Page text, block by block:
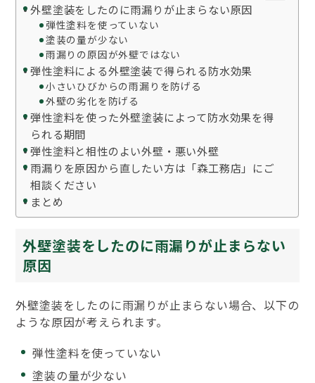
外壁塗装をしたのに雨漏りが止まらない原因
弾性塗料を使っていない
塗装の量が少ない
雨漏りの原因が外壁ではない
弾性塗料による外壁塗装で得られる防水効果
小さいひびからの雨漏りを防げる
外壁の劣化を防げる
弾性塗料を使った外壁塗装によって防水効果を得
られる期間
弾性塗料と相性のよい外壁・悪い外壁
雨漏りを原因から直したい方は「森工務店」にご
相談ください
まとめ
外壁塗装をしたのに雨漏りが止まらない
原因
外壁塗装をしたのに雨漏りが止まらない場合、以下の
ような原因が考えられます。
弾性塗料を使っていない
塗装の量が少ない